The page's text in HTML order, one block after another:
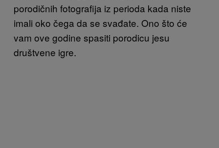
porodičnih fotografija iz perioda kada niste
imali oko čega da se svađate. Ono što će
vam ove godine spasiti porodicu jesu
društvene igre.